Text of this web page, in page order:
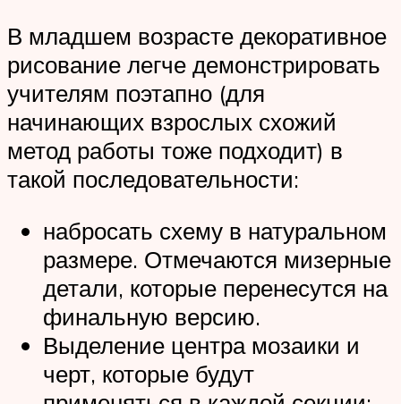
В младшем возрасте декоративное
рисование легче демонстрировать
учителям поэтапно (для
начинающих взрослых схожий
метод работы тоже подходит) в
такой последовательности:
набросать схему в натуральном
размере. Отмечаются мизерные
детали, которые перенесутся на
финальную версию.
Выделение центра мозаики и
черт, которые будут